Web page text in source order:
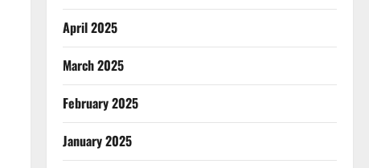
April 2025
March 2025
February 2025
January 2025